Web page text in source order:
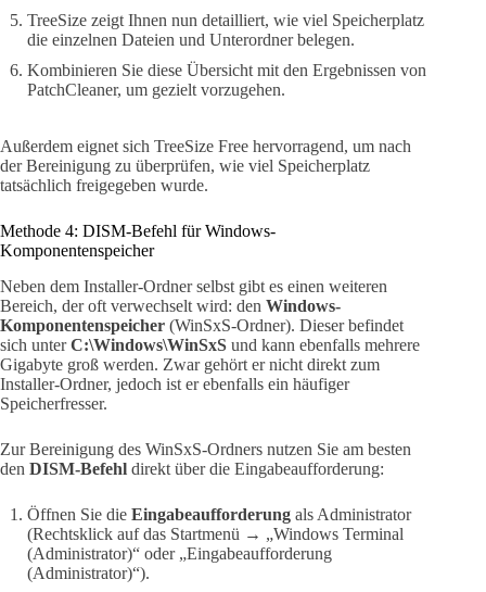
TreeSize zeigt Ihnen nun detailliert, wie viel Speicherplatz
die einzelnen Dateien und Unterordner belegen.
Kombinieren Sie diese Übersicht mit den Ergebnissen von
PatchCleaner, um gezielt vorzugehen.
Außerdem eignet sich TreeSize Free hervorragend, um nach
der Bereinigung zu überprüfen, wie viel Speicherplatz
tatsächlich freigegeben wurde.
Methode 4: DISM-Befehl für Windows-
Komponentenspeicher
Neben dem Installer-Ordner selbst gibt es einen weiteren
Bereich, der oft verwechselt wird: den Windows-
Komponentenspeicher (WinSxS-Ordner). Dieser befindet
sich unterC:\Windows\WinSxS und kann ebenfalls mehrere
Gigabyte groß werden. Zwar gehört er nicht direkt zum
Installer-Ordner, jedoch ist er ebenfalls ein häufiger
Speicherfresser.
Zur Bereinigung des WinSxS-Ordners nutzen Sie am besten
den DISM-Befehl direkt über die Eingabeaufforderung:
Öffnen Sie die Eingabeaufforderung als Administrator
(Rechtsklick auf das Startmenü → „Windows Terminal
(Administrator)“ oder „Eingabeaufforderung
(Administrator)“).